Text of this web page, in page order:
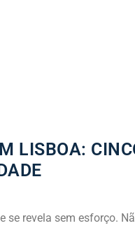
LISBOA:
se revela sem esforço.